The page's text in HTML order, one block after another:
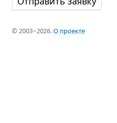
© 2003−2026.О проекте